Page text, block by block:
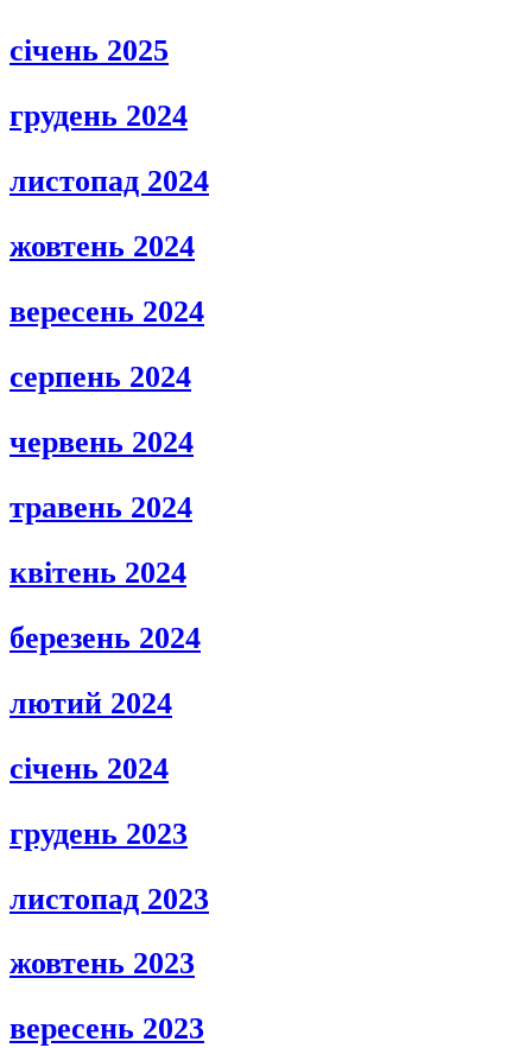
січень 2025
грудень 2024
листопад 2024
жовтень 2024
вересень 2024
серпень 2024
червень 2024
травень 2024
квітень 2024
березень 2024
лютий 2024
січень 2024
грудень 2023
листопад 2023
жовтень 2023
вересень 2023